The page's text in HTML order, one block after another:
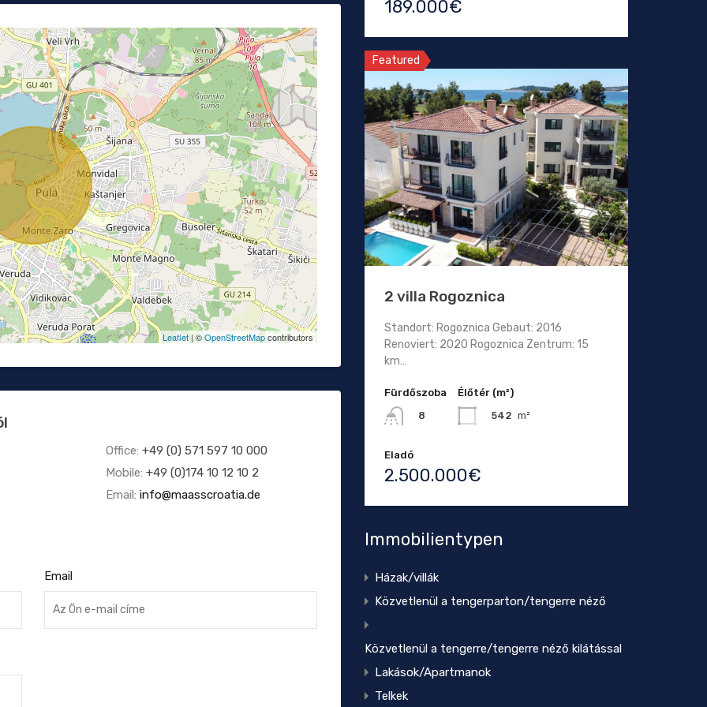
Leaflet| ©OpenStreetMapcontributors
Office: +49 (0) 571 597 10 000
Mobile: +49 (0)174 10 12 10 2
Email: info@maasscroatia.de
Email
189.000€
Featured
2 villa Rogoznica
Standort: Rogoznica Gebaut: 2016
Renoviert: 2020 Rogoznica Zentrum: 15
km…
Fürdőszoba
8
Élőtér (m²)
542 m²
Eladó
2.500.000€
Immobilientypen
Házak/villák
Közvetlenül a tengerparton/tengerre néző
Közvetlenül a tengerre/tengerre néző kilátással
Lakások/Apartmanok
Telkek